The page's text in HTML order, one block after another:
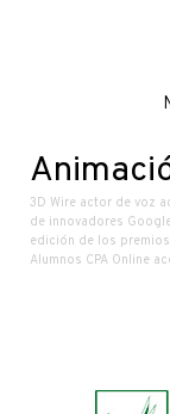
3D Wire actor de voz
de innovadores
edición de los
Alumnos CPA Online